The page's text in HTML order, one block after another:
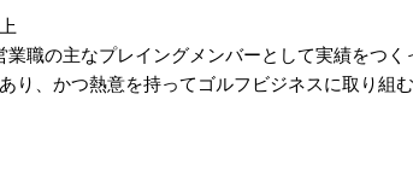
業職の主なプレイングメンバーとして実績を
り、かつ熱意を持ってゴルフビジネスに取り組